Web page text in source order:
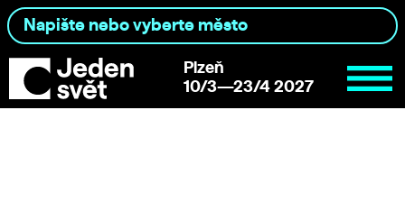
Plzeň
10/3—23/4 2027